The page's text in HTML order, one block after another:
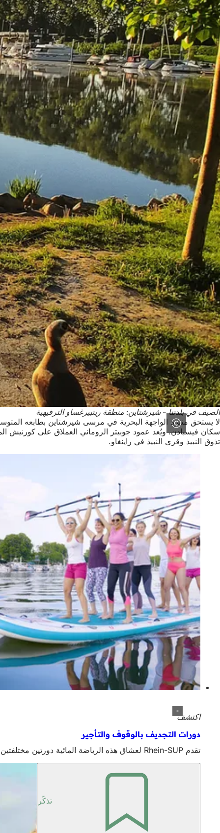
الصيف في بلدتنا - شيرشتاين: منطقة ريتبيرغساو الترفيهية
لا يستحق منتزه الواجهة البحرية في مرسى شيرشتاين بطابعه
سكان فيسبادن. ويُعد عمود جوبيتر الروماني العملاق على كورنيش
تذوق النبيذ وقرى النبيذ في راينغاو.
اكتشف
دورات التجديف بالوقوف والتأجير
تقدم Rhein-SUP لعشاق هذه الرياضة المائية دورتين مختلفتين في الوزن، بينما يمكنك في SUP 2Go استئجار مجموعة كاملة في حقيبة ظهر لتحقيق أقصى قدر من المتعة الترفيهية المرنة.
تذكّر